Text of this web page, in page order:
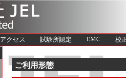
アクセス 試験所認定 EMC 校
ご利用形態